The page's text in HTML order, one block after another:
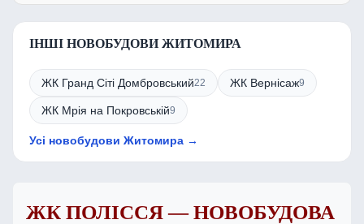
ІНШІ НОВОБУДОВИ ЖИТОМИРА
ЖК Гранд Сіті Домбровський22 ЖК Вернісаж9
ЖК Мрія на Покровській9
Усі новобудови Житомира →
ЖК ПОЛІССЯ — НОВОБУДОВА